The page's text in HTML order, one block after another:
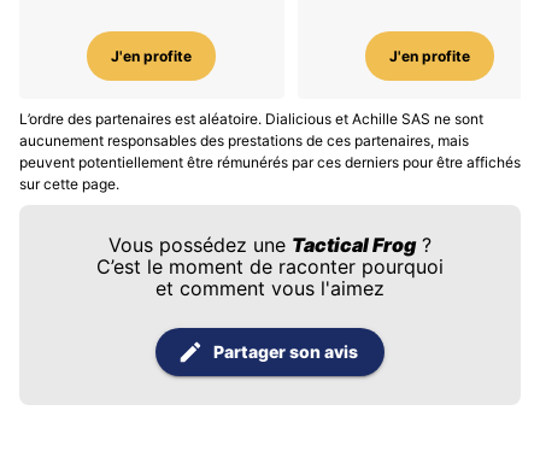
J'en profite J'en profite
L’ordre des partenaires est aléatoire. Dialicious et Achille SAS ne sont
aucunement responsables des prestations de ces partenaires, mais
peuvent potentiellement être rémunérés par ces derniers pour être affichés
sur cette page.
Vous possédez une Tactical Frog?
C’est le moment de raconter pourquoi
et comment vous l'aimez
Partager son avis